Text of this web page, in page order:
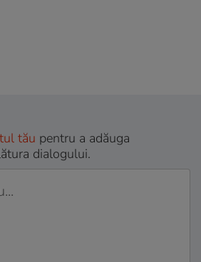
tău pentru a adăuga
dialogului.